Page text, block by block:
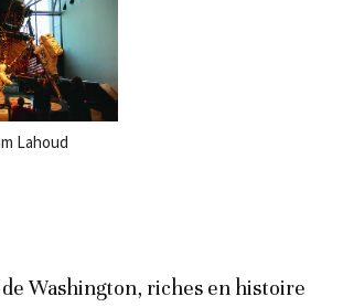
Lahoud
Washington, riches en histoire